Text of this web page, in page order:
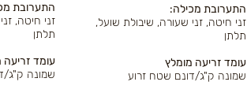
:התערובת
,זני חיטה,
תלתן
עומד זריעה
שמונה ק"ג/
:התערובת מכילה
,זני חיטה, זני שעורה, שיבולת שועל
תלתן
עומד זריעה מומלץ
שמונה ק"ג/דונם שטח זרוע